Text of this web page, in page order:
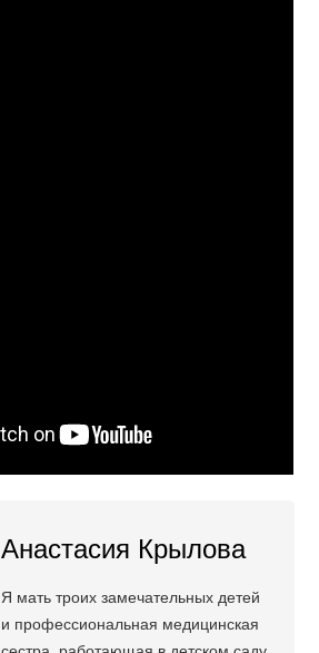
Анастасия Крылова
Я мать троих замечательных детей
и профессиональная медицинская